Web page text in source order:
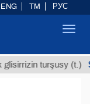
turşusy (t.)
ENG TM РУС